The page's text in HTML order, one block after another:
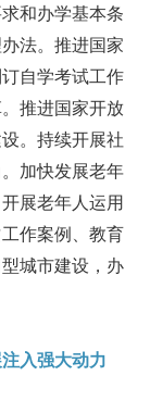
和办学基本条
法。推进国家
自学考试工作
推进国家开放
。持续开展社
加快发展老年
展老年人运用
作案例、教育
城市建设，办
入强大动力